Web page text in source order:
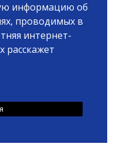
информацию об
проводимых в
интернет-
расскажет